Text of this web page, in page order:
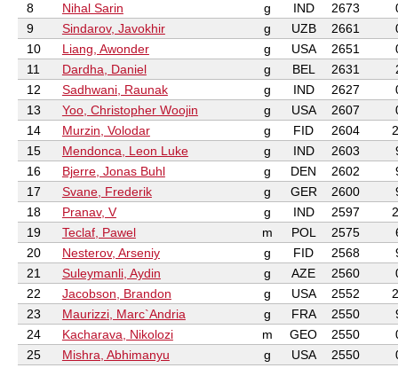
8
Nihal Sarin g IND 2673
9
Sindarov, Javokhir g UZB 2661
10
Liang, Awonder g USA 2651
11
Dardha, Daniel g BEL 2631
12
Sadhwani, Raunak g IND 2627
13
Yoo, Christopher Woojin g USA 2607
14
Murzin, Volodar g FID 2604
15
Mendonca, Leon Luke g IND 2603
16
Bjerre, Jonas Buhl g DEN 2602
17
Svane, Frederik g GER 2600
18
Pranav, V g IND 2597
19
Teclaf, Pawel m POL 2575
20
Nesterov, Arseniy g FID 2568
21
Suleymanli, Aydin g AZE 2560
22
Jacobson, Brandon g USA 2552
23
Maurizzi, Marc`Andria g FRA 2550
24
Kacharava, Nikolozi m GEO 2550
25
Mishra, Abhimanyu g USA 2550